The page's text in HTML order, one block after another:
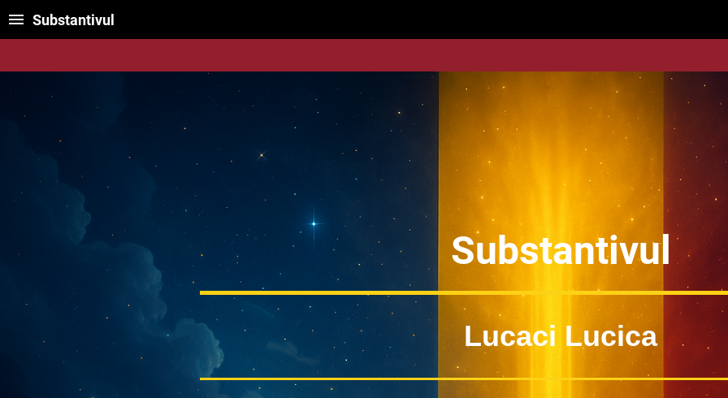
Substantivul
Substantivul
Lucaci Lucica